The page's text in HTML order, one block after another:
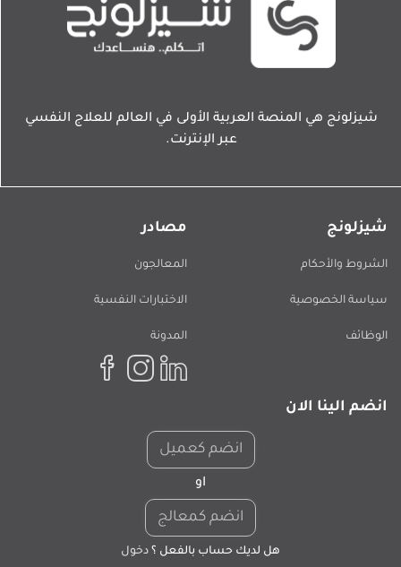
شيزلونج هي المنصة العربية الأولى في العالم للعلاج النفسي
عبر الإنترنت.
شيزلونج
الشروط والأحكام
سياسة الخصوصية
الوظائف
مصادر
المعالجون
الاختبارات النفسية
المدونة
انضم الينا الان
انضم كعميل
او
انضم كمعالج
هل لديك حساب بالفعل ؟ دخول